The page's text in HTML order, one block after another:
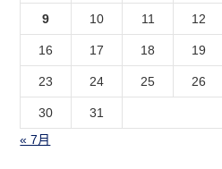
9 10 11 12
16 17 18 19
23 24 25 26
30
31
« 7月